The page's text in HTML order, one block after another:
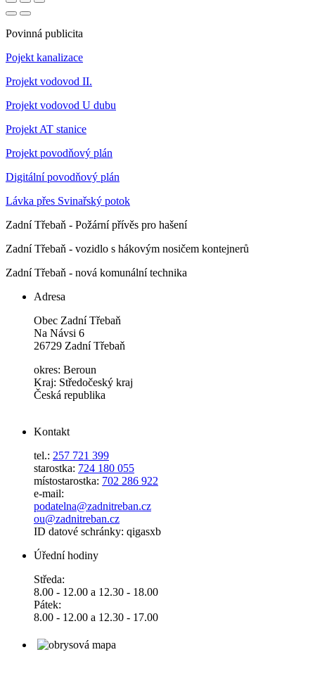
Povinná publicita
Pojekt kanalizace
Projekt vodovod II.
Projekt vodovod U dubu
Projekt AT stanice
Projekt povodňový plán
Digitální povodňový plán
Lávka přes Svinařský potok
Zadní Třebaň - Požární přívěs pro hašení
Zadní Třebaň - vozidlo s hákovým nosičem kontejnerů
Zadní Třebaň - nová komunální technika
Adresa
Obec Zadní Třebaň
Na Návsi 6
26729 Zadní Třebaň
okres: Beroun
Kraj: Středočeský kraj
Česká republika
Kontakt
tel.: 257 721 399
starostka: 724 180 055
místostarostka: 702 286 922
e-mail:
podatelna@zadnitreban.cz
ou@zadnitreban.cz
ID datové schránky: qigasxb
Úřední hodiny
Středa:
8.00 - 12.00 a 12.30 - 18.00
Pátek:
8.00 - 12.00 a 12.30 - 17.00